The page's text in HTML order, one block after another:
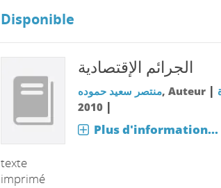
Disponible
texte
imprimé
الجرائم الإقتصادية
منتصر سعيد حموده, Auteur |
|
2010
Plus d'information...